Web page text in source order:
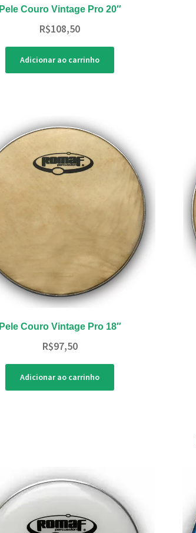
Pele Couro Vintage Pro 20″
R$108,50
Adicionar ao carrinho
Pele Couro Vintage Pro 18″
R$97,50
Adicionar ao carrinho